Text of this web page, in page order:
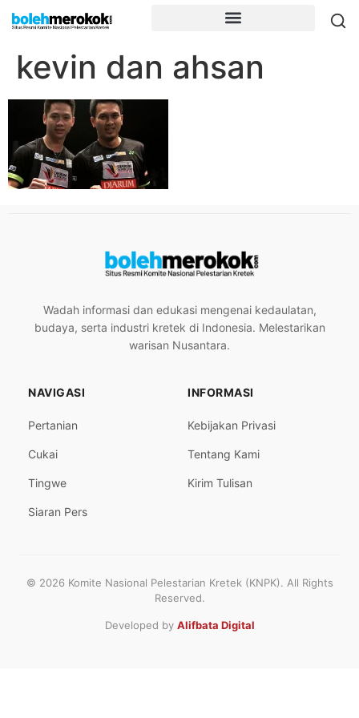
kevin dan ahsan
Wadah informasi dan edukasi mengenai kedaulatan,
budaya, serta industri kretek di Indonesia. Melestarikan
warisan Nusantara.
NAVIGASI
Pertanian
Cukai
Tingwe
Siaran Pers
INFORMASI
Kebijakan Privasi
Tentang Kami
Kirim Tulisan
© 2026 Komite Nasional Pelestarian Kretek (KNPK). All Rights
Reserved.
Developed by Alifbata Digital